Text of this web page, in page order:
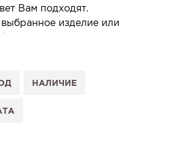
Вам подходят.
изделие или
для вас салон и
на сайте.
примерку» и выберите салон.
отправьте заявку.
НАЛИЧИЕ